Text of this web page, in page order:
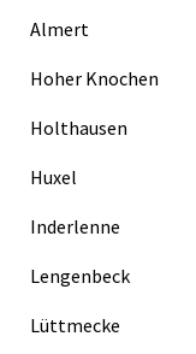
Almert
Hoher Knochen
Holthausen
Huxel
Inderlenne
Lengenbeck
Lüttmecke